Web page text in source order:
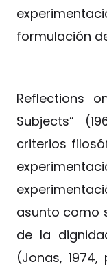
formulación
En el
Reflections
Subjects”
criterios
asunto como
de la
(Jonas,